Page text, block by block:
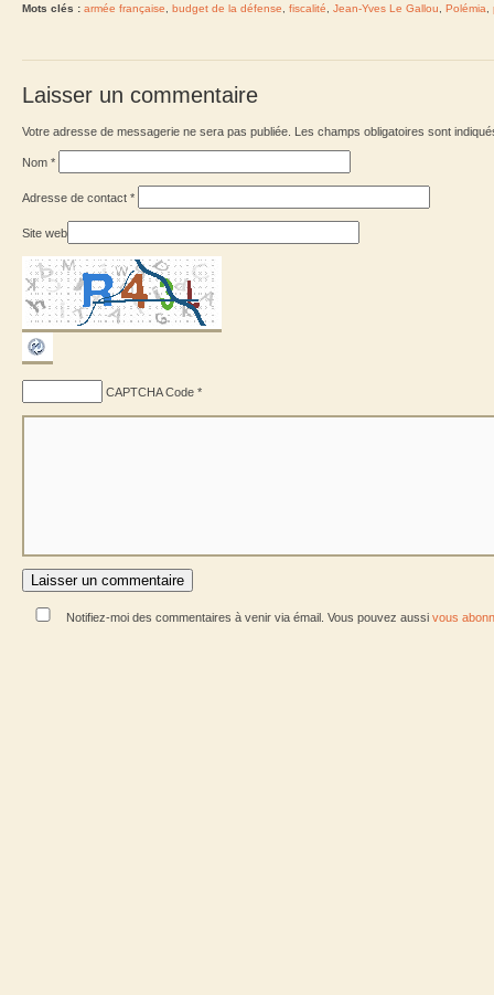
Mots clés : armée française budget de la défense fiscalité Jean-Yves Le Gallou Polémia
Laisser un commentaire
Votre adresse de messagerie ne sera pas publiée. Les champs obligatoires sont
Nom *
Adresse de contact *
Site web
CAPTCHA Code *
Notifiez-moi des commentaires à venir via émail. Vous pouvez aussi vous